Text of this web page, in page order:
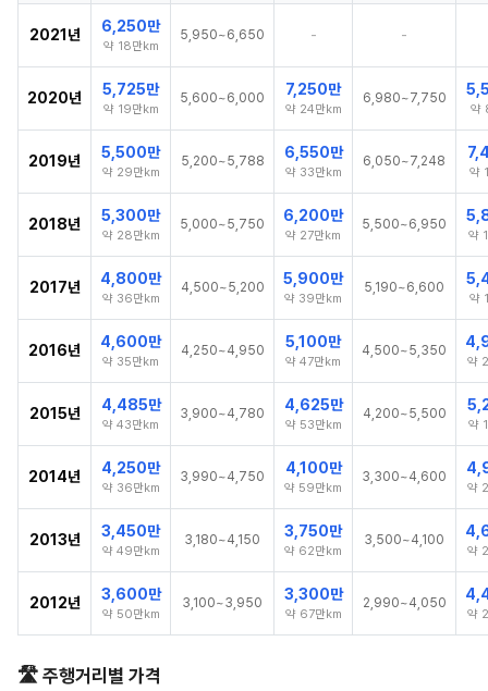
2021년 6,250만
약 18만km
5,950~6,650 - -
2020년 5,725만
약 19만km
5,600~6,000 7,250만
약 24만km
6,980~7,750
약
2019년 5,500만
약 29만km
5,200~5,788 6,550만
약 33만km
6,050~7,248
약
2018년 5,300만
약 28만km
5,000~5,750 6,200만
약 27만km
5,500~6,950
약
2017년 4,800만
약 36만km
4,500~5,200 5,900만
약 39만km
5,190~6,600
약
2016년 4,600만
약 35만km
4,250~4,950 5,100만
약 47만km
4,500~5,350
약
2015년 4,485만
약 43만km
3,900~4,780 4,625만
약 53만km
4,200~5,500
약
2014년 4,250만
약 36만km
3,990~4,750 4,100만
약 59만km
3,300~4,600
약
2013년 3,450만
약 49만km
3,180~4,150 3,750만
약 62만km
3,500~4,100
약
2012년 3,600만
약 50만km
3,100~3,950 3,300만
약 67만km
2,990~4,050
약
🛣️ 주행거리별 가격